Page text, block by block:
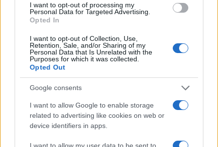
I want to opt-out of processing my
Personal Data for Targeted Advertising.
Opted In
I want to opt-out of Collection, Use,
Retention, Sale, and/or Sharing of my
Personal Data that Is Unrelated with the
Purposes for which it was collected.
Opted Out
Google consents
I want to allow Google to enable storage
related to advertising like cookies on web or
device identifiers in apps.
I want to allow my user data to be sent to
Αν τα χάσατε